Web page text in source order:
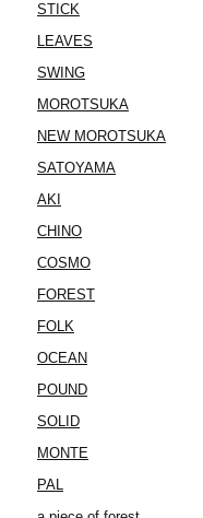
STICK
LEAVES
SWING
MOROTSUKA
NEW MOROTSUKA
SATOYAMA
AKI
CHINO
COSMO
FOREST
FOLK
OCEAN
POUND
SOLID
MONTE
PAL